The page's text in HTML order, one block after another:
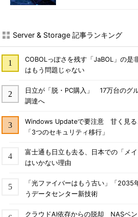
Server & Storage 記事ランキング
COBOLっぽさを残す「JaBOL」の
はもう問題じゃない
日立が「脱・PC購入」 17万台のグ
調達へ
Windows Updateで要注意 甘く見る
「3つのセキュリティ移行」
富士通も日立も去る、日本での「メ
はいかない理由
「光ファイバーはもう古い」「
うデータセンター新技術
クラウドAI依存からの脱却 NASベ